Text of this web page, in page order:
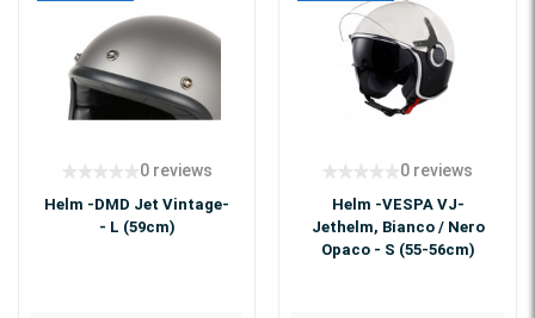
0 reviews
Helm -DMD Jet Vintage-
- L (59cm)
0 reviews
Helm -VESPA VJ-
Jethelm, Bianco / Nero
Opaco - S (55-56cm)